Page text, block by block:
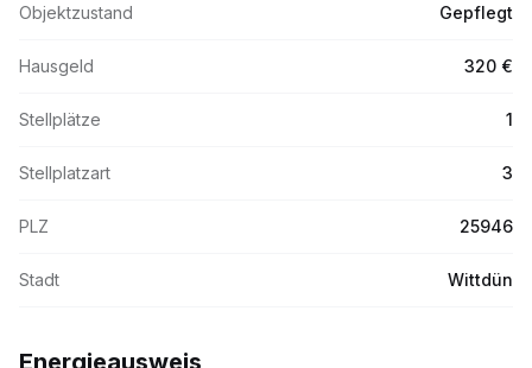
Objektzustand Gepflegt
Hausgeld 320 €
Stellplätze 1
Stellplatzart 3
PLZ 25946
Stadt Wittdün
Energieausweis